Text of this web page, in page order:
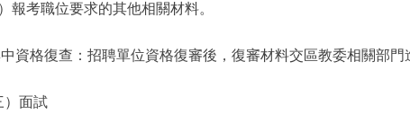
考職位要求的其他相關材料。
格復查：招聘單位資格復審後，復審材料交區教委相關部門
面試